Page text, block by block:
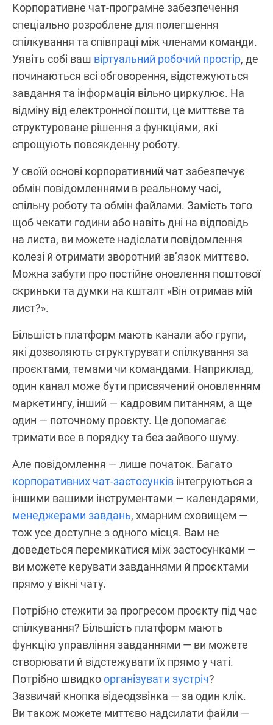
Корпоративне чат-програмне забезпечення
спеціально розроблене для полегшення
спілкування та співпраці між членами команди.
Уявіть собі ваш віртуальний робочий простір, де
починаються всі обговорення, відстежуються
завдання та інформація вільно циркулює. На
відміну від електронної пошти, це миттєве та
структуроване рішення з функціями, які
спрощують повсякденну роботу.
У своїй основі корпоративний чат забезпечує
обмін повідомленнями в реальному часі,
спільну роботу та обмін файлами. Замість того
щоб чекати години або навіть дні на відповідь
на листа, ви можете надіслати повідомлення
колезі й отримати зворотний зв’язок миттєво.
Можна забути про постійне оновлення поштової
скриньки та думки на кшталт «Він отримав мій
лист?».
Більшість платформ мають канали або групи,
які дозволяють структурувати спілкування за
проєктами, темами чи командами. Наприклад,
один канал може бути присвячений оновленням
маркетингу, інший — кадровим питанням, а ще
один — поточному проєкту. Це допомагає
тримати все в порядку та без зайвого шуму.
Але повідомлення — лише початок. Багато
корпоративних чат-застосунків інтегруються з
іншими вашими інструментами — календарями,
менеджерами завдань, хмарним сховищем —
тож усе доступне з одного місця. Вам не
доведеться перемикатися між застосунками —
ви можете керувати завданнями й проєктами
прямо у вікні чату.
Потрібно стежити за прогресом проєкту під час
спілкування? Більшість платформ мають
функцію управління завданнями — ви можете
створювати й відстежувати їх прямо у чаті.
Потрібно швидкоорганізувати зустріч?
Зазвичай кнопка відеодзвінка — за один клік.
Ви також можете миттєво надсилати файли —